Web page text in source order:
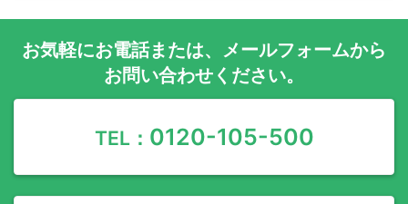
お気軽にお電話または、 メールフォームから
お問い合わせください。
TEL： 0120-105-500